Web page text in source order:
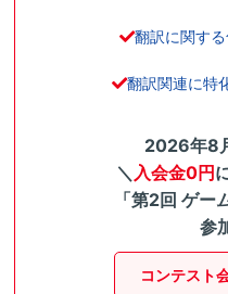
翻訳に関す
翻訳関連に特
2026年8
＼ 入会金0円
「第2回 ゲー
参
コンテスト